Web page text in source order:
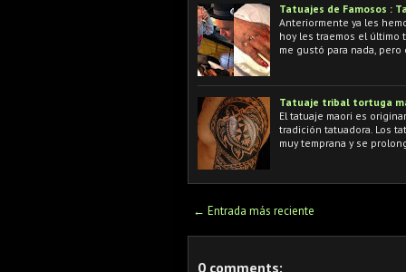
Tatuajes de Famosos :
Anteriormente ya les
hoy les traemos el último
me gustó para nada, pero
Tatuaje tribal tortuga
El tatuaje maori es
tradición tatuadora. Los
muy temprana y se
← Entrada más reciente
0 comments: